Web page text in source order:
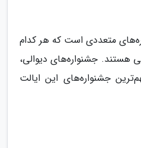
متعددی است که هر کدام
هستند. جشنواره‌های دیوالی،
جشنواره‌های این ایالت